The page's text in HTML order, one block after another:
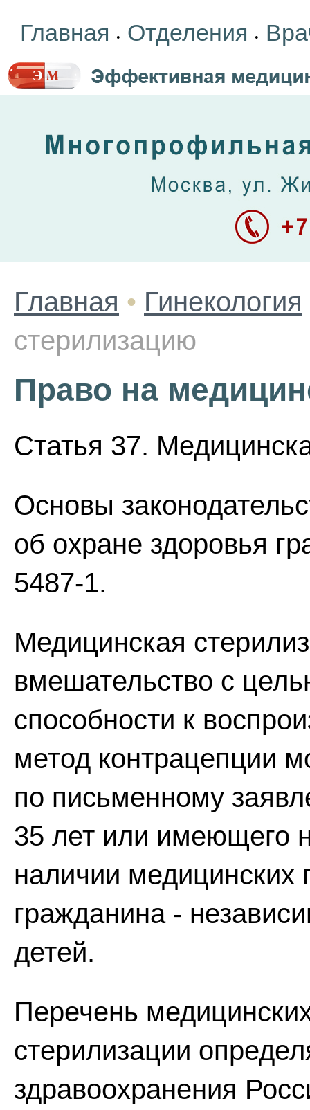
Главная • Отделения •
Главная • Гинекология
стерилизацию
Право на
Статья 37.
Основы
об охране здоровья
5487-1.
Медицинская
вмешательство с
способности к
метод контрацепции
по письменному
35 лет или имеющего
наличии медицинских
гражданина -
детей.
Перечень
стерилизации
здравоохранения